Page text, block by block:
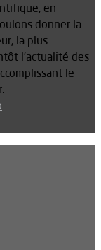
en
donner la
la plus
l’actualité des
le